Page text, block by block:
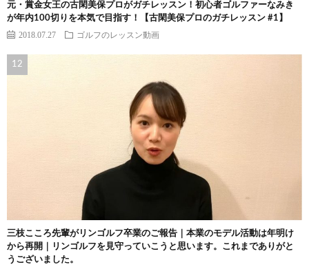
元・賞金女王の古閑美保プロがガチレッスン！初心者ゴルファーなみき
が年内100切りを本気で目指す！【古閑美保プロのガチレッスン #1】
2018.07.27 ゴルフのレッスン動画
三枝こころ先輩がリンゴルフ卒業のご報告｜本業のモデル活動は年明け
から再開｜リンゴルフを見守っていこうと思います。これまでありがと
うございました。